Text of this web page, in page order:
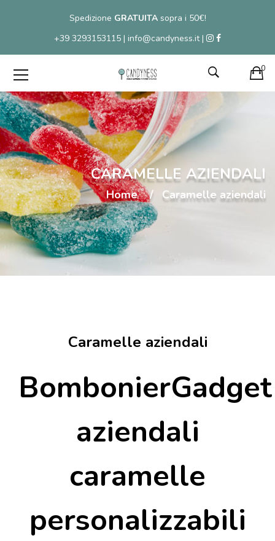
Spedizione GRATUITAsopra i 50€!
+39 3293153115 | info@candyness.it |
0
CARAMELLE AZIENDALI
Home Caramelle aziendali
Caramelle aziendali
BombonierGadget
aziendali
caramelle
personalizzabili